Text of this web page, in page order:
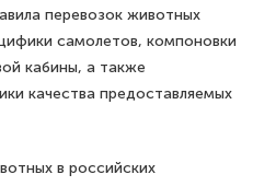
перевозок животных
самолетов, компоновки
кабины, а также
качества предоставляемых
в российских